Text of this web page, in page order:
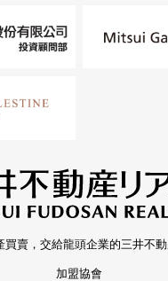
買賣，交給龍頭企業的三井不
加盟協會